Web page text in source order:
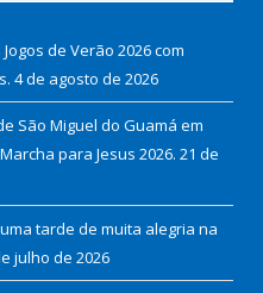
de Verão 2026 com
4 de agosto de 2026
São Miguel do Guamá em
para Jesus 2026. 21 de
tarde de muita alegria na
julho de 2026